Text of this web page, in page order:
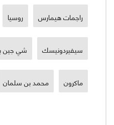
راجمات هيمارس روسيا
سيفيردونيسك شي جين
ماكرون محمد بن سلمان